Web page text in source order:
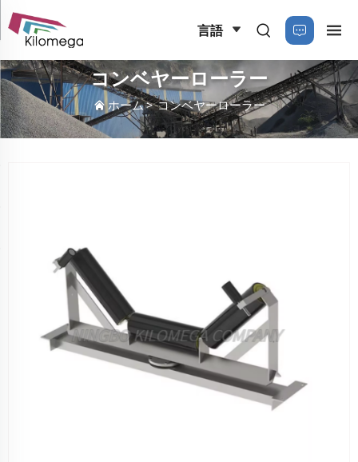
言語
コンベヤーローラー
ホーム>コンベヤーローラー